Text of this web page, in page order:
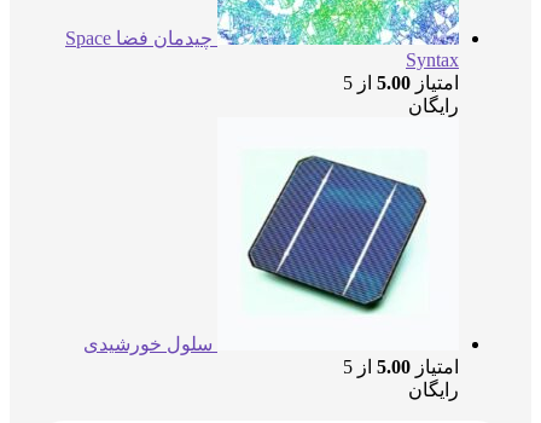
چیدمان فضا Space
5.00از 5
سلول خورشیدی
5.00از 5